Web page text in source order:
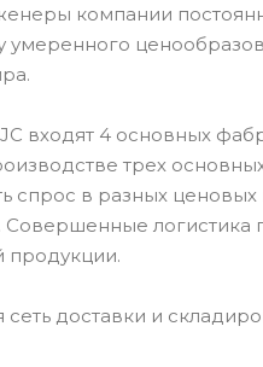
компании
умеренного
входят 4 основных
трех
спрос в разных
Совершенные логистика
продукции.
доставки и